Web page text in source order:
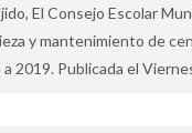
El Consejo Escolar
y mantenimiento de
2019. Publicada el